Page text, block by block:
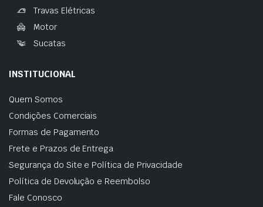
Travas Elétricas
Motor
Sucatas
INSTITUCIONAL
Quem Somos
Condições Comerciais
Formas de Pagamento
Frete e Prazos de Entrega
Segurança do Site e Política de Privacidade
Política de Devolução e Reembolso
Fale Conosco